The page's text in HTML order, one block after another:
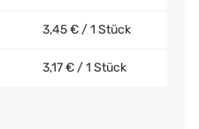
3,45 € / 1 Stück
3,17 € / 1 Stück